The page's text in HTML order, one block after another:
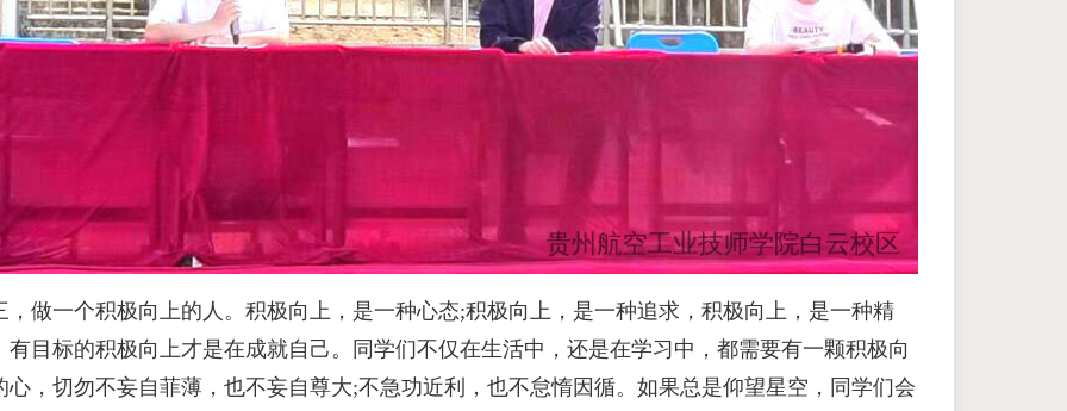
，做一个积极向上的人。积极向上，是一种心态;积极向上，是一种追求，积极向上，是一种精
有目标的积极向上才是在成就自己。同学们不仅在生活中，还是在学习中，都需要有一颗积极向
心，切勿不妄自菲薄，也不妄自尊大;不急功近利，也不怠惰因循。如果总是仰望星空，同学们会